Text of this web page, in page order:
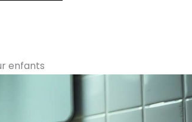
enfants